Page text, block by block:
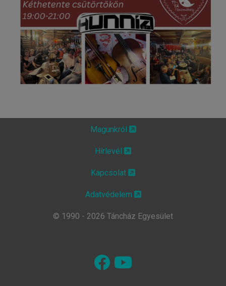
Magunkról
Hírlevél
Kapcsolat
Adatvédelem
© 1990 - 2026 Táncház Egyesület